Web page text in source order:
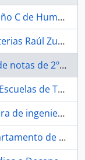
José Victorino Lastarria
académico 1967-1973
de Humanidades
Universidad Técnica F. Santa María
de Raúl Zurita
Facultad de Matemáticas